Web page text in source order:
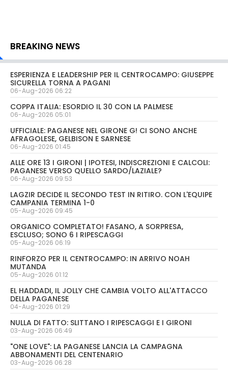
BREAKING NEWS
ESPERIENZA E LEADERSHIP PER IL CENTROCAMPO: GIUSEPPE
SICURELLA TORNA A PAGANI
06-Aug-2026 06:22
COPPA ITALIA: ESORDIO IL 30 CON LA PALMESE
06-Aug-2026 05:01
UFFICIALE: PAGANESE NEL GIRONE G! CI SONO ANCHE
AFRAGOLESE, GELBISON E SARNESE
06-Aug-2026 01:45
ALLE ORE 13 I GIRONI | IPOTESI, INDISCREZIONI E CALCOLI:
PAGANESE VERSO QUELLO SARDO/LAZIALE?
06-Aug-2026 09:53
LAGZIR DECIDE IL SECONDO TEST IN RITIRO. CON L'EQUIPE
CAMPANIA TERMINA 1-0
05-Aug-2026 09:45
ORGANICO COMPLETATO! FASANO, A SORPRESA,
ESCLUSO; SONO 6 I RIPESCAGGI
05-Aug-2026 06:19
RINFORZO PER IL CENTROCAMPO: IN ARRIVO NOAH
MUTANDA
05-Aug-2026 01:12
EL HADDADI, IL JOLLY CHE CAMBIA VOLTO ALL'ATTACCO
DELLA PAGANESE
04-Aug-2026 01:29
NULLA DI FATTO: SLITTANO I RIPESCAGGI E I GIRONI
03-Aug-2026 06:49
"ONE LOVE": LA PAGANESE LANCIA LA CAMPAGNA
ABBONAMENTI DEL CENTENARIO
03-Aug-2026 06:28